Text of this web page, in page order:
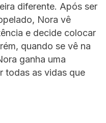
diferente. Após ser
Nora vê
e decide colocar
quando se vê na
ganha uma
todas as vidas que